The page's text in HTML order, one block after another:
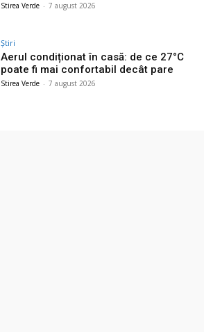
Stirea Verde - 7 august 2026
Știri
Aerul condiționat în casă: de ce 27°C
poate fi mai confortabil decât pare
Stirea Verde - 7 august 2026